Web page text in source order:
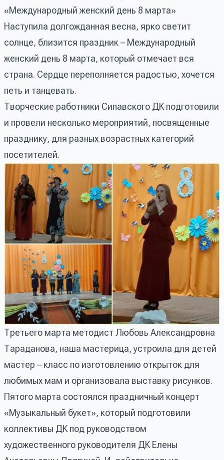
«Международный женский день 8 марта»
Наступила долгожданная весна, ярко светит
солнце, близится праздник – Международный
женский день 8 марта, который отмечает вся
страна. Сердце переполняется радостью, хочется
петь и танцевать.
Творческие работники Сипавского ДК подготовили
и провели несколько мероприятий, посвященные
празднику, для разных возрастных категорий
посетителей.
Третьего марта методист Любовь Александровна
Тараданова, наша мастерица, устроила для детей
мастер – класс по изготовлению открыток для
любимых мам и организовала выставку рисунков.
Пятого марта состоялся праздничный концерт
«Музыкальный букет», который подготовили
коллективы ДК под руководством
художественного руководителя ДК Елены